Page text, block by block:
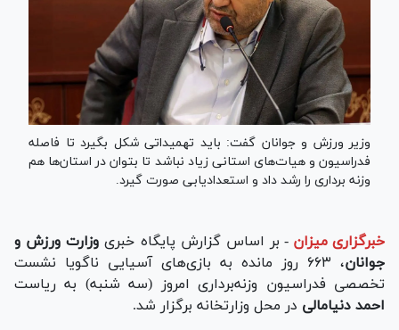
وزیر ورزش و جوانان گفت: باید تهمیداتی شکل بگیرد تا فاصله
فدراسیون و هیات‌های استانی زیاد نباشد تا بتوان در استان‌ها هم
وزنه برداری را رشد داد و استعدادیابی صورت گیرد.
خبرگزاری میزان - بر اساس گزارش پایگاه خبری وزارت ورزش و
جوانان
، ۶۶۳ روز مانده به بازی‌های آسیایی ناگویا نشست
تخصصی فدراسیون وزنه‌برداری امروز (سه شنبه) به ریاست
احمد دنیامالی در محل وزارتخانه برگزار شد.